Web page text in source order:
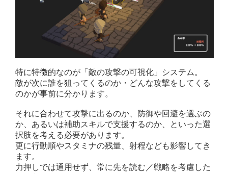
特に特徴的なのが「敵の攻撃の可視化」システム。
敵が次に誰を狙ってくるのか・どんな攻撃をしてくる
のかが事前に分かります。
それに合わせて攻撃に出るのか、防御や回避を選ぶの
か、あるいは補助スキルで支援するのか、といった選
択肢を考える必要があります。
更に行動順やスタミナの残量、射程なども影響してき
ます。
力押しでは通用せず、常に先を読む／戦略を考慮した